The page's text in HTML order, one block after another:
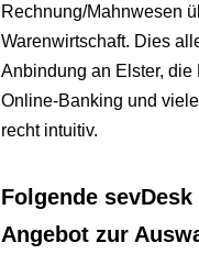
Rechnung/Mahnwesen
Warenwirtschaft. Dies
Anbindung an Elster,
Online-Banking und
recht intuitiv.
Folgende
Angebot zur